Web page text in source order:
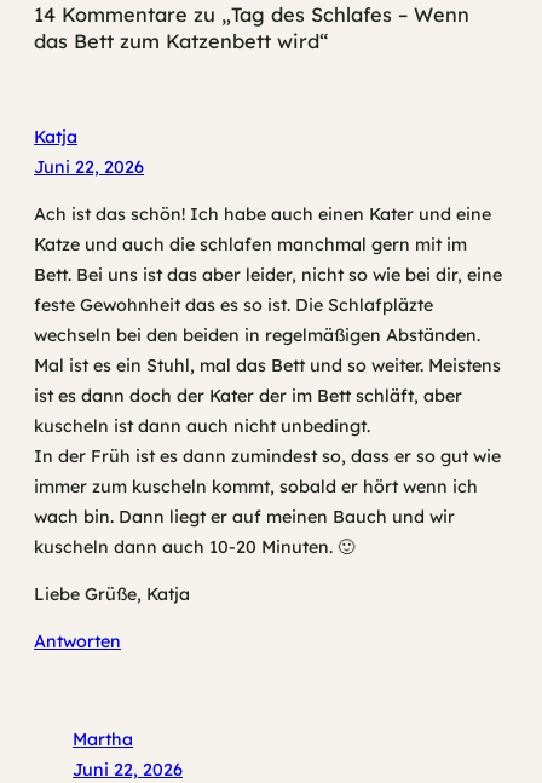
14 Kommentare zu „Tag des Schlafes – Wenn
das Bett zum Katzenbett wird“
Katja
Juni 22, 2026
Ach ist das schön! Ich habe auch einen Kater und eine
Katze und auch die schlafen manchmal gern mit im
Bett. Bei uns ist das aber leider, nicht so wie bei dir, eine
feste Gewohnheit das es so ist. Die Schlafpläzte
wechseln bei den beiden in regelmäßigen Abständen.
Mal ist es ein Stuhl, mal das Bett und so weiter. Meistens
ist es dann doch der Kater der im Bett schläft, aber
kuscheln ist dann auch nicht unbedingt.
In der Früh ist es dann zumindest so, dass er so gut wie
immer zum kuscheln kommt, sobald er hört wenn ich
wach bin. Dann liegt er auf meinen Bauch und wir
kuscheln dann auch 10-20 Minuten. 🙂
Liebe Grüße, Katja
Antworten
Martha
Juni 22, 2026